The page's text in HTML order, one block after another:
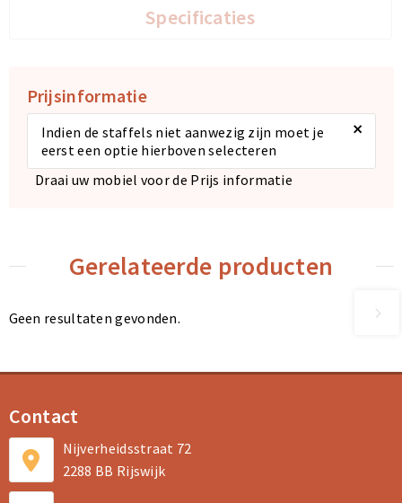
Specificaties
Prijsinformatie
Indien de staffels niet aanwezig zijn moet je
eerst een optie hierboven selecteren
×
Draai uw mobiel voor de Prijs informatie
Gerelateerde producten
Geen resultaten gevonden.
Contact
Nijverheidsstraat 72
2288 BB Rijswijk